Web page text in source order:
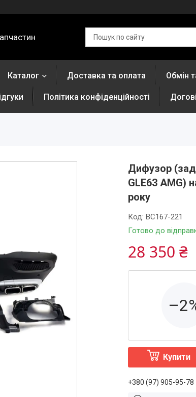
Каталог Доставка та оплата Обмін
Політика конфіденційності
Дифузор
GLE63 AMG)
року
Готово до
Код:BC167-221
28 350 ₴
Купити
+380 (97) 905-95-78